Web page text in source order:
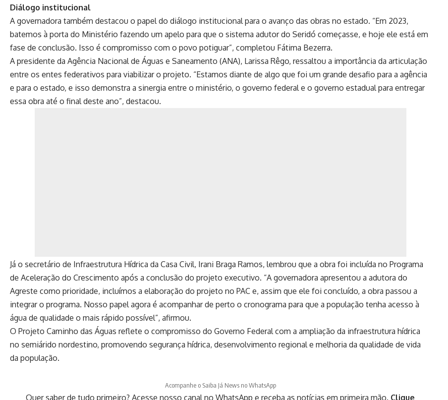
Diálogo institucional
A governadora também destacou o papel do diálogo institucional para o avanço das obras no estado. “Em 2023,
batemos à porta do Ministério fazendo um apelo para que o sistema adutor do Seridó começasse, e hoje ele está em
fase de conclusão. Isso é compromisso com o povo potiguar”, completou Fátima Bezerra.
A presidente da Agência Nacional de Águas e Saneamento (ANA), Larissa Rêgo, ressaltou a importância da articulação
entre os entes federativos para viabilizar o projeto. “Estamos diante de algo que foi um grande desafio para a agência
e para o estado, e isso demonstra a sinergia entre o ministério, o governo federal e o governo estadual para entregar
essa obra até o final deste ano”, destacou.
Já o secretário de Infraestrutura Hídrica da Casa Civil, Irani Braga Ramos, lembrou que a obra foi incluída no Programa
de Aceleração do Crescimento após a conclusão do projeto executivo. “A governadora apresentou a adutora do
Agreste como prioridade, incluímos a elaboração do projeto no PAC e, assim que ele foi concluído, a obra passou a
integrar o programa. Nosso papel agora é acompanhar de perto o cronograma para que a população tenha acesso à
água de qualidade o mais rápido possível”, afirmou.
O Projeto Caminho das Águas reflete o compromisso do Governo Federal com a ampliação da infraestrutura hídrica
no semiárido nordestino, promovendo segurança hídrica, desenvolvimento regional e melhoria da qualidade de vida
da população.
Acompanhe o Saiba Já News no WhatsApp
Quer saber de tudo primeiro? Acesse nosso canal no WhatsApp e receba as notícias em primeira mão. Clique